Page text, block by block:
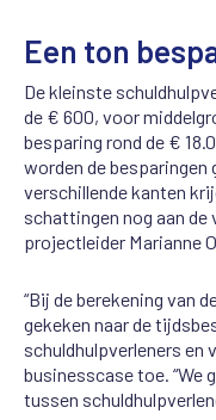
Een ton
De kleinste
de € 600, voor
besparing rond de €
worden de besparingen
verschillende kanten
schattingen nog aan de
projectleider Marianne
“Bij de berekening van
gekeken naar de
schuldhulpverleners en
businesscase toe. “We
tussen